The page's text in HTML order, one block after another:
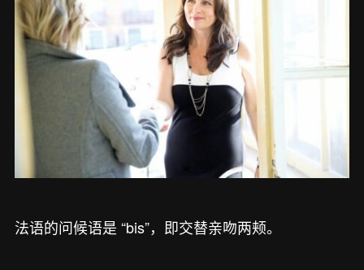
法语的问候语是 “bis”，即交替亲吻两颊。